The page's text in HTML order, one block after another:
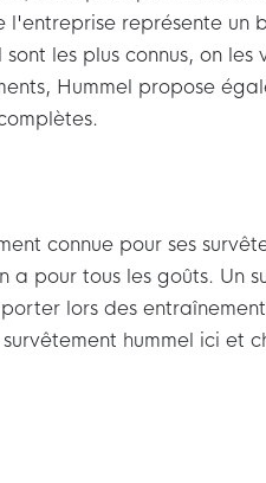
l'entreprise représente un
les plus connus, on les
Hummel propose
connue pour ses
pour tous les goûts. Un
lors des
hummel ici et